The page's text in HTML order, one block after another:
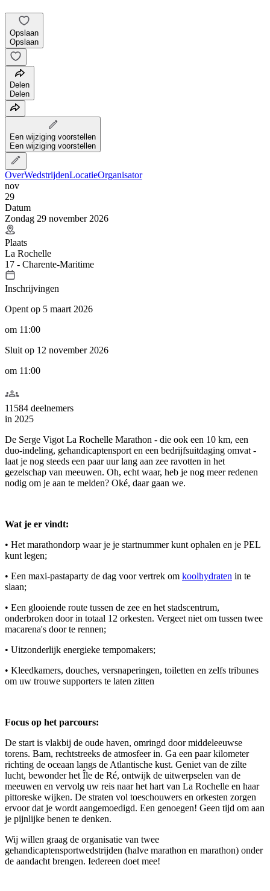
Opslaan
Opslaan
Delen
Delen
Een wijziging voorstellen
Een wijziging voorstellen
OverWedstrijdenLocatieOrganisator
nov
29
Datum
Zondag 29 november 2026
Plaats
La Rochelle
17 - Charente-Maritime
Inschrijvingen
Opent op 5 maart 2026
om 11:00
Sluit op 12 november 2026
om 11:00
11584 deelnemers
in 2025
De Serge Vigot La Rochelle Marathon - die ook een 10 km, een
duo-indeling, gehandicaptensport en een bedrijfsuitdaging omvat -
laat je nog steeds een paar uur lang aan zee ravotten in het
gezelschap van meeuwen. Oh, echt waar, heb je nog meer redenen
nodig om je aan te melden? Oké, daar gaan we.
Wat je er vindt:
• Het marathondorp waar je je startnummer kunt ophalen en je PEL
kunt legen;
• Een maxi-pastaparty de dag voor vertrek om koolhydraten in te
slaan;
• Een glooiende route tussen de zee en het stadscentrum,
onderbroken door in totaal 12 orkesten. Vergeet niet om tussen twee
macarena's door te rennen;
• Uitzonderlijk energieke tempomakers;
• Kleedkamers, douches, versnaperingen, toiletten en zelfs tribunes
om uw trouwe supporters te laten zitten
Focus op het parcours:
De start is vlakbij de oude haven, omringd door middeleeuwse
torens. Bam, rechtstreeks de atmosfeer in. Ga een paar kilometer
richting de oceaan langs de Atlantische kust. Geniet van de zilte
lucht, bewonder het Île de Ré, ontwijk de uitwerpselen van de
meeuwen en vervolg uw reis naar het hart van La Rochelle en haar
pittoreske wijken. De straten vol toeschouwers en orkesten zorgen
ervoor dat je wordt aangemoedigd. Een genoegen! Geen tijd om aan
je pijnlijke benen te denken.
Wij willen graag de organisatie van twee
gehandicaptensportwedstrijden (halve marathon en marathon) onder
de aandacht brengen. Iedereen doet mee!